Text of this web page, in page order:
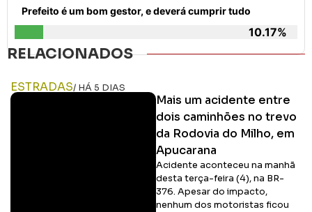
Prefeito é um bom gestor, e deverá cumprir tudo
10.17%
RELACIONADOS
ESTRADAS/ HÁ 5 DIAS
Mais um acidente entre
dois caminhões no trevo
da Rodovia do Milho, em
Apucarana
Acidente aconteceu na manhã
desta terça-feira (4), na BR-
376. Apesar do impacto,
nenhum dos motoristas ficou